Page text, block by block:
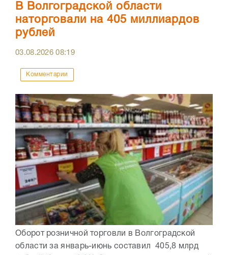
В Волгоградской области
наторговали на 405 миллиардов
рублей
03.08.202608:19
Комментарии
Оборот розничной торговли в Волгоградской
области за январь-июнь составил 405,8 млрд